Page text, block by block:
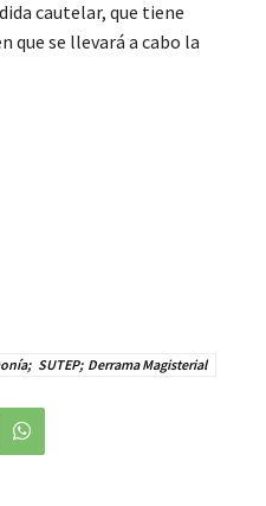
cautelar, que tiene
que se llevará a cabo la
SUTEP; Derrama Magisterial